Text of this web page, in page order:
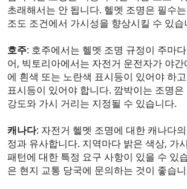
초래해서는 안 됩니다. 헬멧 조명은 필수
조도 조건에서 가시성을 향상시킬 수 있습
호주: 호주에서는 헬멧 조명 규정이 주마
어, 빅토리아에서는 자전거 운전자가 야
에 흰색 또는 노란색 표시등이 있어야 하
표시등이 있어야 합니다. 깜박이는 조명
강도와 가시 거리는 지정될 수 있습니다.
캐나다: 자전거 헬멧 조명에 대한 캐나다
정과 유사합니다. 지역마다 밝은 색상, 가
패턴에 대한 특정 요구 사항이 있을 수 있
은 현지 교통 당국에 문의하는 것이 좋습